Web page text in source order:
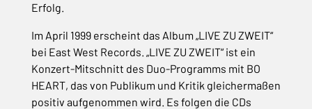
Erfolg.
Im April 1999 erscheint das Album „LIVE ZU ZWEIT“
bei East West Records. „LIVE ZU ZWEIT“ ist ein
Konzert-Mitschnitt des Duo-Programms mit BO
HEART, das von Publikum und Kritik gleichermaßen
positiv aufgenommen wird. Es folgen die CDs